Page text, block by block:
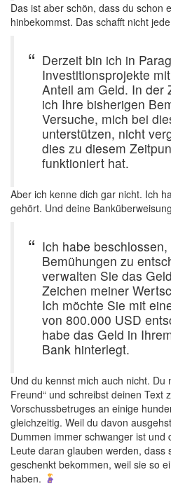
Das ist aber schön, dass du schon
hinbekommst. Das schafft nicht
Derzeit bin ich in
Investitionsprojekte
Anteil am Geld. In der
ich Ihre bisherigen
Versuche, mich bei
unterstützen, nicht
dies zu diesem
funktioniert hat.
Aber ich kenne dich gar nicht. Ich
gehört. Und deine
Ich habe
Bemühungen zu
verwalten Sie das
Zeichen meiner
Ich möchte Sie mit
von 800.000 USD
habe das Geld in
Bank hinterlegt.
Und du kennst mich auch nicht. Du
Freund“ und schreibst deinen Text
Vorschussbetruges an einige
gleichzeitig. Weil du davon
Dummen immer schwanger ist und
Leute daran glauben werden, dass
geschenkt bekommen, weil sie so
haben.